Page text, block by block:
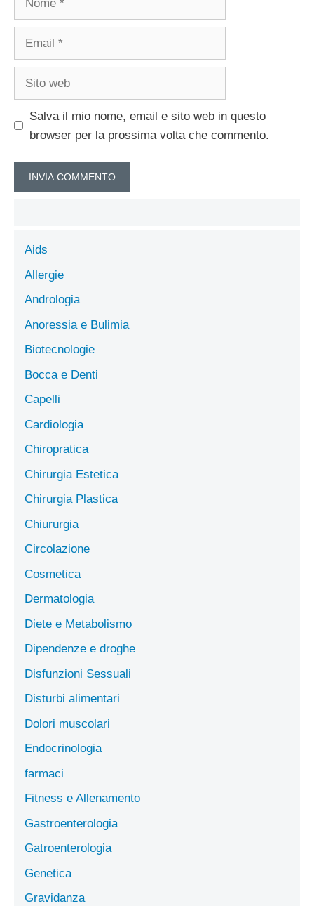
Salva il mio nome, email e sito web in questo
browser per la prossima volta che commento.
Aids
Allergie
Andrologia
Anoressia e Bulimia
Biotecnologie
Bocca e Denti
Capelli
Cardiologia
Chiropratica
Chirurgia Estetica
Chirurgia Plastica
Chiururgia
Circolazione
Cosmetica
Dermatologia
Diete e Metabolismo
Dipendenze e droghe
Disfunzioni Sessuali
Disturbi alimentari
Dolori muscolari
Endocrinologia
farmaci
Fitness e Allenamento
Gastroenterologia
Gatroenterologia
Genetica
Gravidanza